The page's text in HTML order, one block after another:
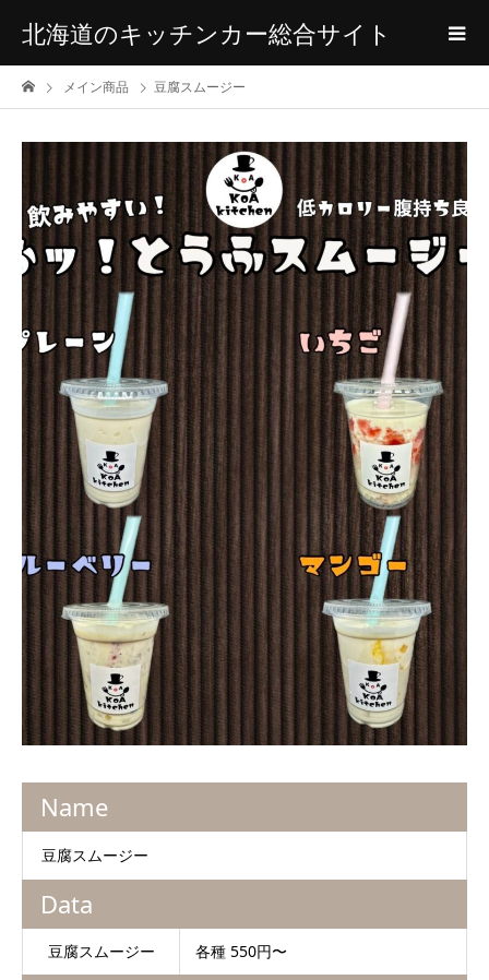
北海道のキッチンカー総合サイト
メイン商品 豆腐スムージー
Name
豆腐スムージー
Data
豆腐スムージー 各種 550円〜